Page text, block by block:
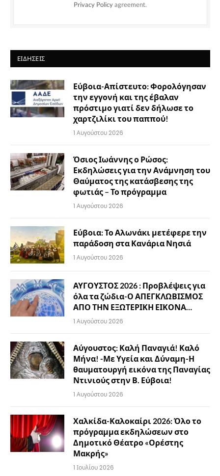
Privacy Policy agreement.
ΕΙΔΉΣΕΙΣ
Εύβοια-Απίστευτο: Φορολόγησαν
την εγγονή και της έβαλαν
πρόστιμο γιατί δεν δήλωσε το
χαρτζιλίκι του παππού!
1 Αυγούστου 2026
Όσιος Ιωάννης ο Ρώσος:
Εκδηλώσεις για την Ανάμνηση του
Θαύματος της κατάσβεσης της
φωτιάς – Το πρόγραμμα
1 Αυγούστου 2026
Εύβοια: Το Αλωνάκι μετέφερε την
παράδοση στα Κανάρια Νησιά
1 Αυγούστου 2026
ΑΥΓΟΥΣΤΟΣ 2026 : Προβλέψεις για
όλα τα ζώδια-Ο ΑΠΕΓΚΛΩΒΙΣΜΟΣ
ΑΠΟ ΤΗΝ ΕΞΩΤΕΡΙΚΗ ΕΙΚΟΝΑ…
1 Αυγούστου 2026
Αύγουστος: Καλή Παναγιά! Καλό
Μήνα! -Με Υγεία και Δύναμη-Η
θαυματουργή εικόνα της Παναγίας
Ντινιούς στην Β. Εύβοια!
1 Αυγούστου 2026
Χαλκίδα-Καλοκαίρι 2026: Όλο το
πρόγραμμα εκδηλώσεων στο
Δημοτικό Θέατρο «Ορέστης
Μακρής»
1 Ιουλίου 2026